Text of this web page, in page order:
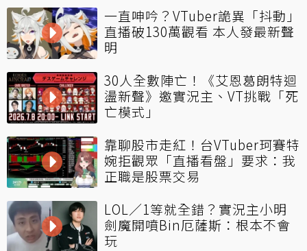
一直呻吟？VTuber詭異「抖動」
直播破130萬觀看 本人發最新聲
明
30人全數陣亡！《艾恩葛朗特迴
盪新聲》邀實況主、VT挑戰「死
亡模式」
靠聊股市走紅！台VTuber珂賽特
婉拒觀眾「直播看盤」要求：我
正職是股票交易
LOL／1等就全錯？實況主小明
劍魔開噴Bin厄薩斯：根本不會
玩